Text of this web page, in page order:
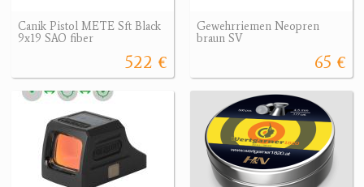
Canik Pistol METE Sft Black
9x19 SAO fiber
522 €
Gewehrriemen Neopren
braun SV
65 €